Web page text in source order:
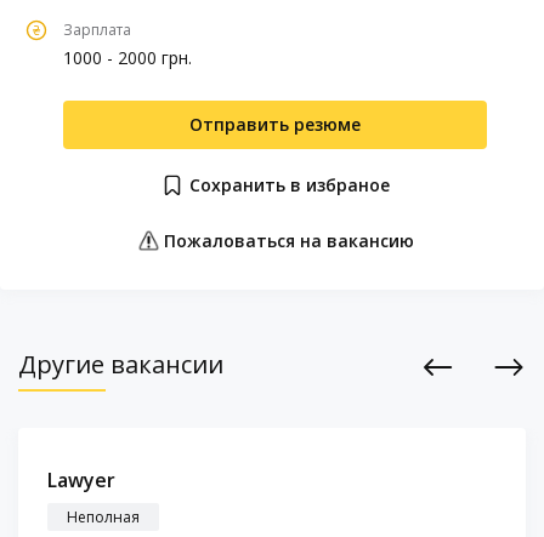
Зарплата
1000 - 2000 грн.
Отправить резюме
Сохранить в избраное
Пожаловаться на вакансию
Другие вакансии
Lawyer
Неполная